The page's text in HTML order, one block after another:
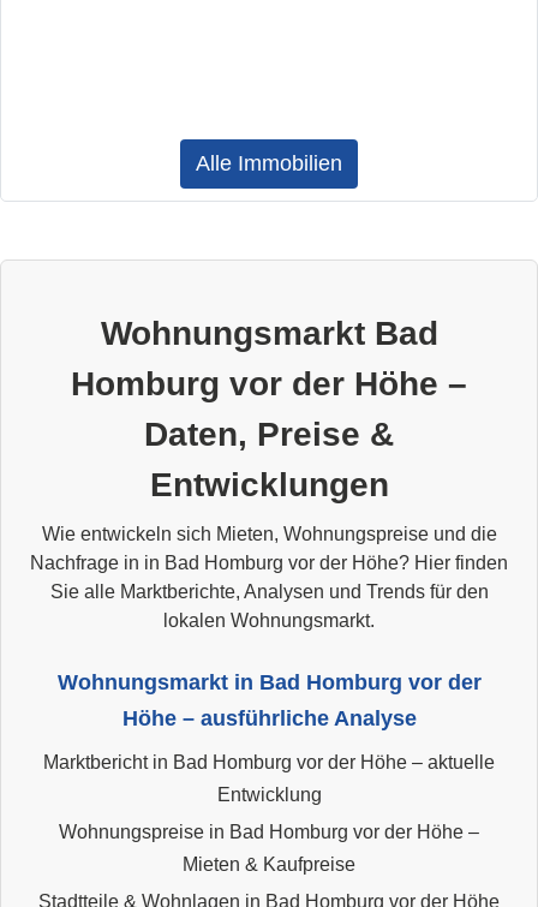
Alle Immobilien
Wohnungsmarkt Bad
Homburg vor der Höhe –
Daten, Preise &
Entwicklungen
Wie entwickeln sich Mieten, Wohnungspreise und die
Nachfrage in in Bad Homburg vor der Höhe? Hier finden
Sie alle Marktberichte, Analysen und Trends für den
lokalen Wohnungsmarkt.
Wohnungsmarkt in Bad Homburg vor der
Höhe – ausführliche Analyse
Marktbericht in Bad Homburg vor der Höhe – aktuelle
Entwicklung
Wohnungspreise in Bad Homburg vor der Höhe –
Mieten & Kaufpreise
Stadtteile & Wohnlagen in Bad Homburg vor der Höhe